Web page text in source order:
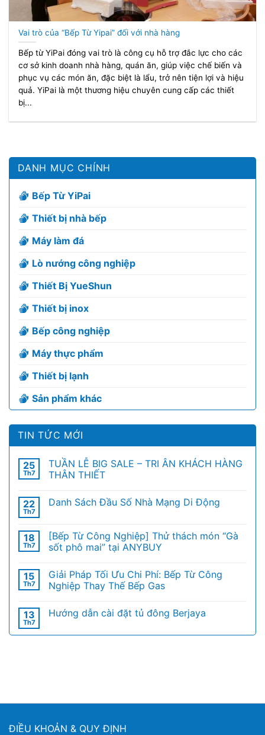
Vai trò của “Bếp Từ Yipai” đối với nhà hàng
Bếp từ YiPai đóng vai trò là công cụ hỗ trợ đắc lực cho các
cơ sở kinh doanh nhà hàng, quán ăn, giúp việc chế biến và
phục vụ các món ăn, đặc biệt là lẩu, trở nên tiện lợi và hiệu
quả. YiPai là một thương hiệu chuyên cung cấp các thiết
bị...
DANH MỤC CHÍNH
Bếp Từ YiPai
Thiết bị nhà bếp
Máy làm đá
Lò nướng công nghiệp
Thiết Bị YueShun
Thiết bị inox
Bếp công nghiệp
Máy thực phẩm
Thiết bị lạnh
Sản phẩm khác
TIN TỨC MỚI
25
Th7
TUẦN LỄ BIG SALE – TRI ÂN KHÁCH HÀNG
THÂN THIẾT
22
Th7
Danh Sách Đầu Số Nhà Mạng Di Động
18
Th7
[Bếp Từ Công Nghiệp] Thử thách món “Gà
sốt phô mai” tại ANYBUY
15
Th7
Giải Pháp Tối Ưu Chi Phí: Bếp Từ Công
Nghiệp Thay Thế Bếp Gas
13
Th7
Hướng dẫn cài đặt tủ đông Berjaya
ĐIỀU KHOẢN & QUY ĐỊNH